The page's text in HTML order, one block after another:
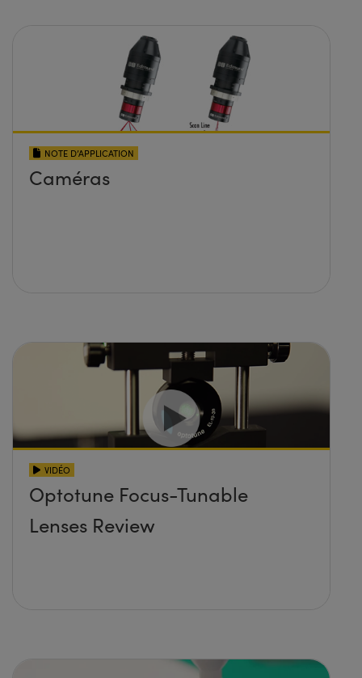
NOTE D’APPLICATION
Caméras
VIDÉO
Optotune Focus-Tunable
Lenses Review